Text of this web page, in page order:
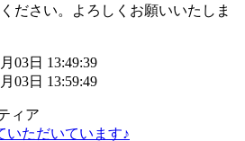
ださい。よろしくお願いいたしま
03日 13:49:39
03日 13:59:49
ィア
いただいています♪